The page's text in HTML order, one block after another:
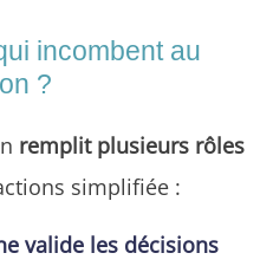
incombent au
?
remplit plusieurs rôles
simplifiée :
valide les décisions